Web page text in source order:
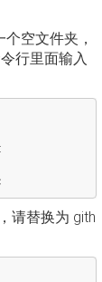
空文件夹，
行里面输入
请替换为 gith